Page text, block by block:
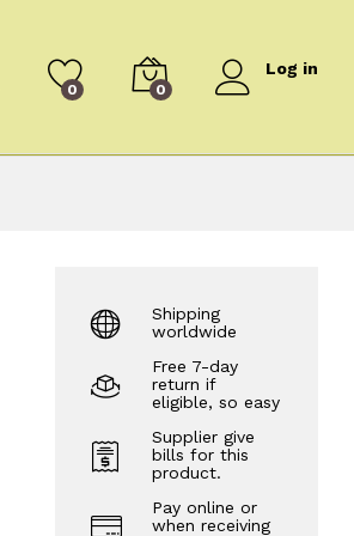
0 0
Log in
Shipping
worldwide
Free 7-day
return if
eligible, so easy
Supplier give
bills for this
product.
Pay online or
when receiving